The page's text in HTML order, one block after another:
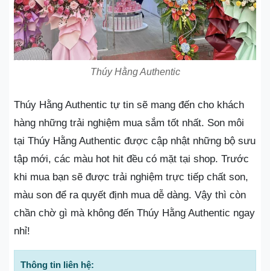
Thúy Hằng Authentic
Thúy Hằng Authentic tự tin sẽ mang đến cho khách
hàng những trải nghiệm mua sắm tốt nhất. Son môi
tại Thúy Hằng Authentic được cập nhật những bộ sưu
tập mới, các màu hot hit đều có mặt tại shop. Trước
khi mua bạn sẽ được trải nghiệm trực tiếp chất son,
màu son để ra quyết định mua dễ dàng. Vậy thì còn
chần chờ gì mà không đến Thúy Hằng Authentic ngay
nhỉ!
Thông tin liên hệ: